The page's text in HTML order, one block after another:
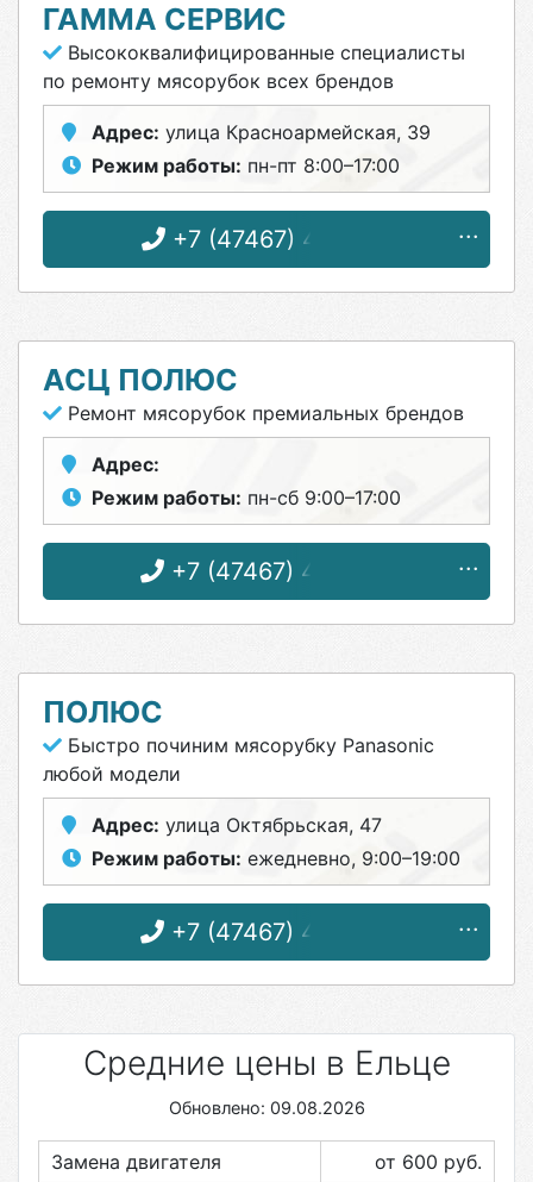
ГАММА СЕРВИС
Высококвалифицированные специалисты
по ремонту мясорубок всех брендов
Адрес: улица Красноармейская, 39
Режим работы: пн-пт 8:00–17:00
+7 (47467) 4-87-31
АСЦ ПОЛЮС
Ремонт мясорубок премиальных брендов
Адрес:
Режим работы: пн-сб 9:00–17:00
+7 (47467) 4-12-08
ПОЛЮС
Быстро починим мясорубку Panasonic
любой модели
Адрес: улица Октябрьская, 47
Режим работы: ежедневно, 9:00–19:00
+7 (47467) 4-33-17
Средние цены в Ельце
Обновлено: 09.08.2026
Замена двигателя от 600 руб.